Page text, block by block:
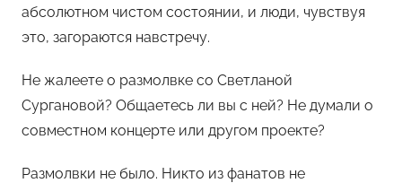
абсолютном чистом состоянии, и люди, чувствуя
это, загораются навстречу.
Не жалеете о размолвке со Светланой
Сургановой? Общаетесь ли вы с ней? Не думали о
совместном концерте или другом проекте?
Размолвки не было. Никто из фанатов не